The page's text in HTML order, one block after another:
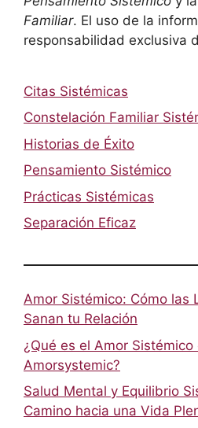
Familiar. El uso de la
responsabilidad exclusiva
Citas Sistémicas
Constelación Familiar
Historias de Éxito
Pensamiento Sistémico
Prácticas Sistémicas
Separación Eficaz
Amor Sistémico: Cómo las
Sanan tu Relación
¿Qué es el Amor Sistémico
Amorsystemic?
Salud Mental y Equilibrio
Camino hacia una Vida